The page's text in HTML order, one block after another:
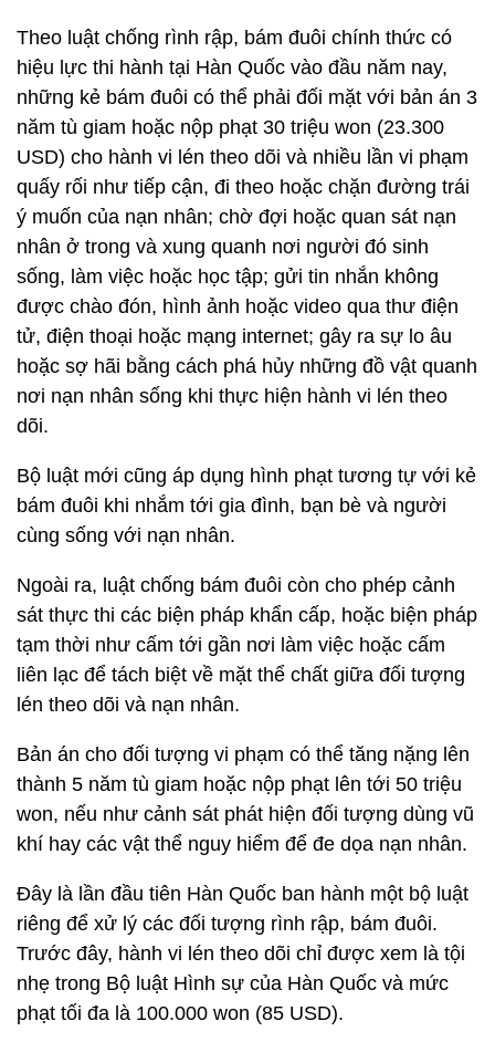
Theo luật chống rình rập, bám đuôi chính thức có
hiệu lực thi hành tại Hàn Quốc vào đầu năm nay,
những kẻ bám đuôi có thể phải đối mặt với bản án 3
năm tù giam hoặc nộp phạt 30 triệu won (23.300
USD) cho hành vi lén theo dõi và nhiều lần vi phạm
quấy rối như tiếp cận, đi theo hoặc chặn đường trái
ý muốn của nạn nhân; chờ đợi hoặc quan sát nạn
nhân ở trong và xung quanh nơi người đó sinh
sống, làm việc hoặc học tập; gửi tin nhắn không
được chào đón, hình ảnh hoặc video qua thư điện
tử, điện thoại hoặc mạng internet; gây ra sự lo âu
hoặc sợ hãi bằng cách phá hủy những đồ vật quanh
nơi nạn nhân sống khi thực hiện hành vi lén theo
dõi.
Bộ luật mới cũng áp dụng hình phạt tương tự với kẻ
bám đuôi khi nhắm tới gia đình, bạn bè và người
cùng sống với nạn nhân.
Ngoài ra, luật chống bám đuôi còn cho phép cảnh
sát thực thi các biện pháp khẩn cấp, hoặc biện pháp
tạm thời như cấm tới gần nơi làm việc hoặc cấm
liên lạc để tách biệt về mặt thể chất giữa đối tượng
lén theo dõi và nạn nhân.
Bản án cho đối tượng vi phạm có thể tăng nặng lên
thành 5 năm tù giam hoặc nộp phạt lên tới 50 triệu
won, nếu như cảnh sát phát hiện đối tượng dùng vũ
khí hay các vật thể nguy hiểm để đe dọa nạn nhân.
Đây là lần đầu tiên Hàn Quốc ban hành một bộ luật
riêng để xử lý các đối tượng rình rập, bám đuôi.
Trước đây, hành vi lén theo dõi chỉ được xem là tội
nhẹ trong Bộ luật Hình sự của Hàn Quốc và mức
phạt tối đa là 100.000 won (85 USD).